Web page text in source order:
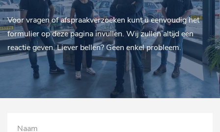
Voor vragen of afspraakverzoeken kunt u eenvoudig het
formulier op deze pagina invullen. Wij zullen altijd een
reactie geven. Liever bellen? Geen enkel probleem.